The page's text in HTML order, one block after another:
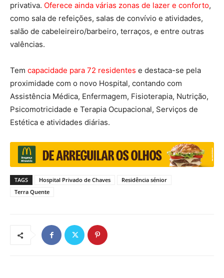
privativa. Oferece ainda várias zonas de lazer e conforto,
como sala de refeições, salas de convívio e atividades,
salão de cabeleireiro/barbeiro, terraços, e entre outras
valências.
Tem capacidade para 72 residentes e destaca-se pela
proximidade com o novo Hospital, contando com
Assistência Médica, Enfermagem, Fisioterapia, Nutrição,
Psicomotricidade e Terapia Ocupacional, Serviços de
Estética e atividades diárias.
TAGS Hospital Privado de Chaves
Residência sénior
Terra Quente